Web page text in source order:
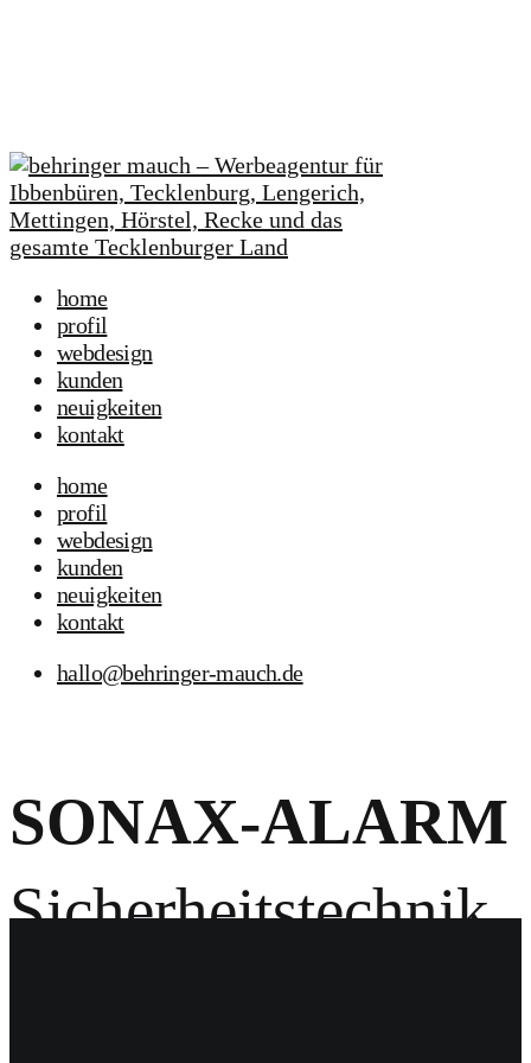
home
profil
webdesign
kunden
neuigkeiten
kontakt
home
profil
webdesign
kunden
neuigkeiten
kontakt
hallo@behringer-mauch.de
SONAX-ALARM
Sicherheitstechnik